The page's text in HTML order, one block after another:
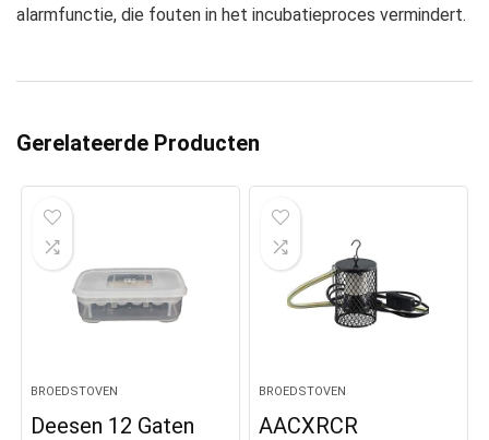
alarmfunctie, die fouten in het incubatieproces vermindert.
Gerelateerde Producten
BROEDSTOVEN
Deesen 12 Gaten
BROEDSTOVEN
AACXRCR